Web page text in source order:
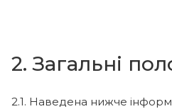
2. Загальні
2.1. Наведена нижче